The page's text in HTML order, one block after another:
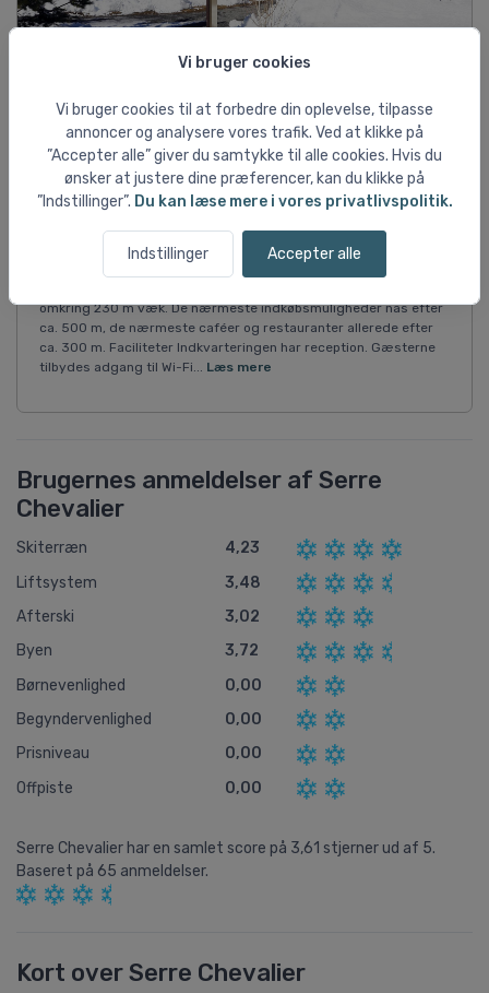
Vi bruger cookies
Vi bruger cookies til at forbedre din oplevelse, tilpasse
annoncer og analysere vores trafik. Ved at klikke på
”Accepter alle” giver du samtykke til alle cookies. Hvis du
ønsker at justere dine præferencer, kan du klikke på
”Indstillinger”. Du kan læse mere i vores privatlivspolitik.
Indstillinger Accepter alle
Résidence L'Adret, Serre
Chevalier
Beliggenhed Det hyggelige 4-stjernede lejlighedskompleks
Résidence L'Adret ligger ca. 1 km fra centrum af Le Villard Laté i
bydelen Chantemerle. Skiområdet kan nås via bjergbanen
"Ratier" (ca. 450 m fra indkvarteringen), eller bjergbanen
omkring 230 m væk. De nærmeste indkøbsmuligheder nås efter
ca. 500 m, de nærmeste caféer og restauranter allerede efter
ca. 300 m. Faciliteter Indkvarteringen har reception. Gæsterne
tilbydes adgang til Wi-Fi... Læs mere
Brugernes anmeldelser af Serre
Chevalier
Skiterræn
4,23
Liftsystem
3,48
Afterski
3,02
Byen
3,72
Børnevenlighed
0,00
Begyndervenlighed
0,00
Prisniveau
0,00
Offpiste
0,00
Serre Chevalier har en samlet score på 3,61 stjerner ud af 5.
Baseret på 65 anmeldelser.
Kort over Serre Chevalier